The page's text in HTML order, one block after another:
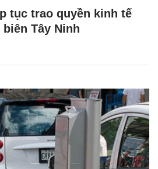
tục trao quyền kinh tế
Tây Ninh